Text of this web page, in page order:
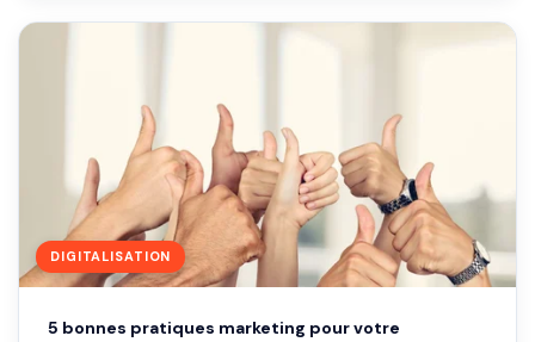
DIGITALISATION
5 bonnes pratiques marketing pour votre